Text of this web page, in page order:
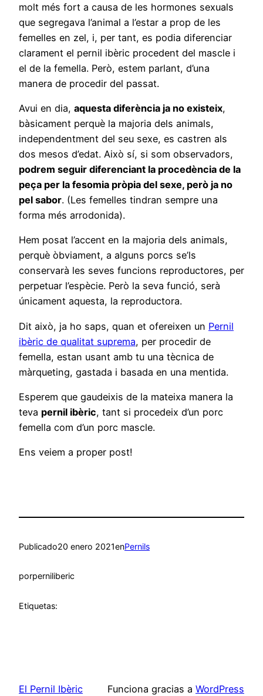
molt més fort a causa de les hormones sexuals
que segregava l’animal a l’estar a prop de les
femelles en zel, i, per tant, es podia diferenciar
clarament el pernil ibèric procedent del mascle i
el de la femella. Però, estem parlant, d’una
manera de procedir del passat.
Avui en dia, aquesta diferència ja no existeix,
bàsicament perquè la majoria dels animals,
independentment del seu sexe, es castren als
dos mesos d’edat. Això sí, si som observadors,
podrem seguir diferenciant la procedència de la
peça per la fesomia pròpia del sexe, però ja no
pel sabor. (Les femelles tindran sempre una
forma més arrodonida).
Hem posat l’accent en la majoria dels animals,
perquè òbviament, a alguns porcs se’ls
conservarà les seves funcions reproductores, per
perpetuar l’espècie. Però la seva funció, serà
únicament aquesta, la reproductora.
Dit això, ja ho saps, quan et ofereixen un Pernil
ibèric de qualitat suprema, per procedir de
femella, estan usant amb tu una tècnica de
màrqueting, gastada i basada en una mentida.
Esperem que gaudeixis de la mateixa manera la
teva pernil ibèric, tant si procedeix d’un porc
femella com d’un porc mascle.
Ens veiem a proper post!
Publicado20 enero 2021enPernils
porperniliberic
Etiquetas:
El Pernil Ibèric Funciona gracias a WordPress